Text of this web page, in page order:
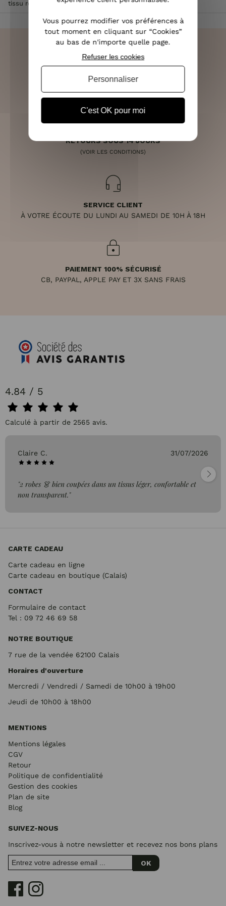
tissu rose blanc marron
LIVRAISON RAPIDE
RETOURS SOUS 14 JOURS
(VOIR LES CONDITIONS)
SERVICE CLIENT
À VOTRE ÉCOUTE DU LUNDI AU SAMEDI DE 10H À 18H
PAIEMENT 100% SÉCURISÉ
CB, PAYPAL, APPLE PAY ET 3X SANS FRAIS
4.84 / 5
Calculé à partir de 2565 avis.
Claire C. 31/07/2026
"2 robes 👗 bien coupées dans un tissus léger, confortable et
non transparent."
CARTE CADEAU
Carte cadeau en ligne
Carte cadeau en boutique (Calais)
CONTACT
Formulaire de contact
Tel : 09 72 46 69 58
NOTRE BOUTIQUE
7 rue de la vendée 62100 Calais
Horaires d'ouverture
Mercredi / Vendredi / Samedi de 10h00 à 19h00
Jeudi de 10h00 à 18h00
MENTIONS
Mentions légales
CGV
Retour
Politique de confidentialité
Gestion des cookies
Plan de site
Blog
SUIVEZ-NOUS
Inscrivez-vous à notre newsletter et recevez nos bons plans
OK
Vous pourrez modifier vos préférences à
tout moment en cliquant sur “Cookies”
au bas de n'importe quelle page.
C'est OK pour moi
Refuser les cookies
Personnaliser